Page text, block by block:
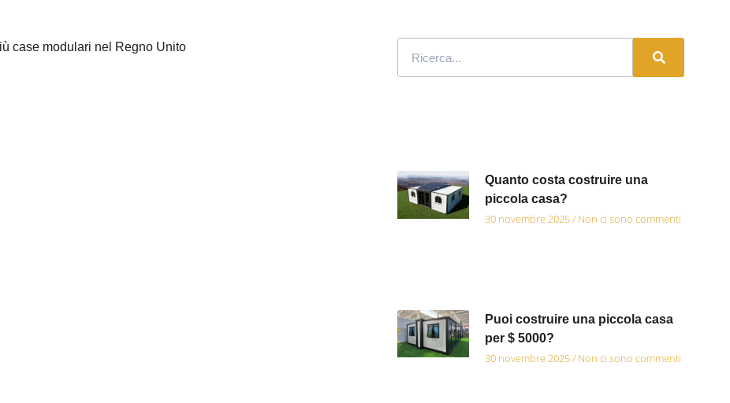
Quanto costa costruire una
piccola casa?
30 novembre 2025 Non ci sono commenti
Puoi costruire una piccola casa
per $ 5000?
30 novembre 2025 Non ci sono commenti